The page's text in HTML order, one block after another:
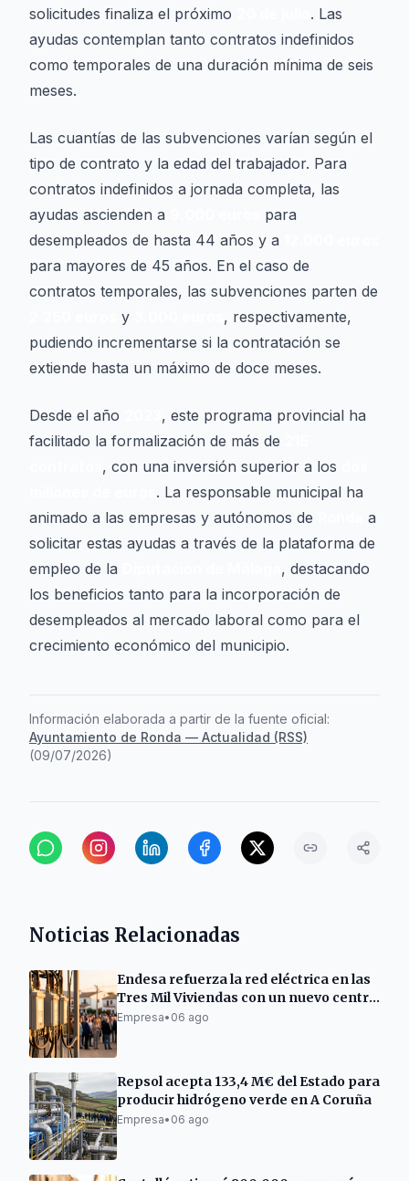
solicitudes finaliza el próximo
. Las
ayudas contemplan tanto contratos indefinidos
como temporales de una duración mínima de seis
meses.
Las cuantías de las subvenciones varían según el
tipo de contrato y la edad del trabajador. Para
contratos indefinidos a jornada completa, las
ayudas ascienden a
para
desempleados de hasta 44 años y a
para mayores de 45 años. En el caso de
contratos temporales, las subvenciones parten de
y
, respectivamente,
pudiendo incrementarse si la contratación se
extiende hasta un máximo de doce meses.
Desde el año
, este programa provincial ha
facilitado la formalización de más de
, con una inversión superior a los
. La responsable municipal ha
animado a las empresas y autónomos de
a
solicitar estas ayudas a través de la plataforma de
empleo de la
, destacando
los beneficios tanto para la incorporación de
desempleados al mercado laboral como para el
crecimiento económico del municipio.
Información elaborada a partir de la fuente oficial:
Ayuntamiento de Ronda — Actualidad (RSS)
(09/07/2026)
Noticias Relacionadas
Endesa refuerza la red eléctrica en las
Tres Mil Viviendas con un nuevo centro
de transformación
Empresa• 06 ago
Repsol acepta 133,4 M€ del Estado para
producir hidrógeno verde en A Coruña
Empresa• 06 ago